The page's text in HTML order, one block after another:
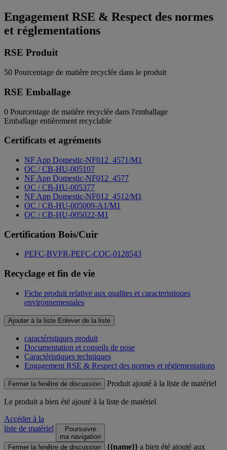
Engagement RSE & Respect des normes
et réglementations
RSE Produit
50 Pourcentage de matière recyclée dans le produit
RSE Emballage
0 Pourcentage de matière recyclée dans l'emballage
Emballage entièrement recyclable
Certificats et agréments
NF App Domestic-NF012_4571/M1
OC / CB-HU-005107
NF App Domestic-NF012_4577
OC / CB-HU-005377
NF App Domestic-NF012_4512/M1
OC / CB-HU-005009-A1/M1
OC / CB-HU-005022-M1
Certification Bois/Cuir
PEFC-BVFR-PEFC-COC-0128543
Recyclage et fin de vie
Fiche produit relative aux qualites et caracteristiques
environnementales
Ajouter à la liste Enlever de la liste
caractéristiques produit
Documentation et conseils de pose
Caractéristiques techniques
Engagement RSE & Respect des normes et réglementations
Fermer la fenêtre de discussion Produit ajouté à la liste de matériel
Le produit a bien été ajouté à la liste de matériel
Accéder à la
liste de matériel
Poursuivre
ma navigation
Fermer la fenêtre de discussion
{{name}} a bien été ajouté aux